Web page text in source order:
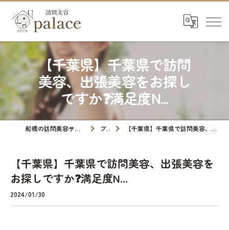
【千葉県】千葉県で訪問
美容、出張美容をお探し
ですか❓満足度N...
船橋の訪問美容サロンなら訪問美容palace ブログ 【千葉県】千葉県で訪問美容、出張美容をお探しですか❓満足度N...
【千葉県】千葉県で訪問美容、出張美容を
お探しですか❓満足度N...
2024/01/30